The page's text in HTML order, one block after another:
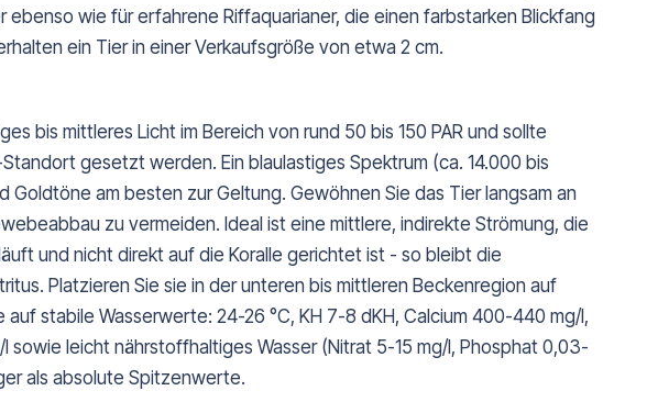
ebenso wie für erfahrene Riffaquarianer, die einen farbstarken Blickfang
ein Tier in einer Verkaufsgröße von etwa 2 cm.
bis mittleres Licht im Bereich von rund 50 bis 150 PAR und sollte
gesetzt werden. Ein blaulastiges Spektrum (ca. 14.000 bis
Goldtöne am besten zur Geltung. Gewöhnen Sie das Tier langsam an
zu vermeiden. Ideal ist eine mittlere, indirekte Strömung, die
und nicht direkt auf die Koralle gerichtet ist - so bleibt die
Platzieren Sie sie in der unteren bis mittleren Beckenregion auf
stabile Wasserwerte: 24-26 °C, KH 7-8 dKH, Calcium 400-440 mg/l,
l sowie leicht nährstoffhaltiges Wasser (Nitrat 5-15 mg/l, Phosphat 0,03-
als absolute Spitzenwerte.